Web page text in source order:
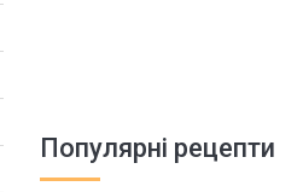
Популярні рецепти